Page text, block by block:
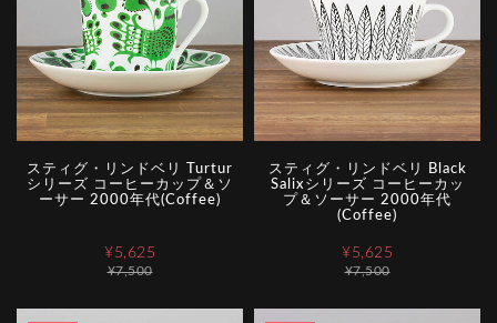
スティグ・リンドベリ Turtur
シリーズ コーヒーカップ＆ソ
ーサー 2000年代(Coffee)
¥7,500
¥5,625
スティグ・リンドベリ Black
Salixシリーズ コーヒーカッ
プ＆ソーサー 2000年代
(Coffee)
¥7,500
¥5,625